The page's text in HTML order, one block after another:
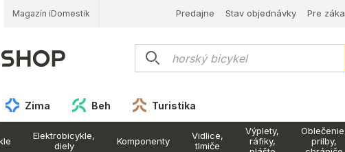
Magazín iDomestik Predajne Stav objednávky Pre
Zima Beh Turistika
Elektrobicykle,
diely
Komponenty
Vidlice,
tlmiče
Výplety,
ráfiky,
prilby,